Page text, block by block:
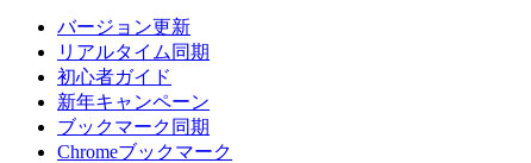
バージョン更新
リアルタイム同期
初心者ガイド
新年キャンペーン
ブックマーク同期
Chromeブックマーク